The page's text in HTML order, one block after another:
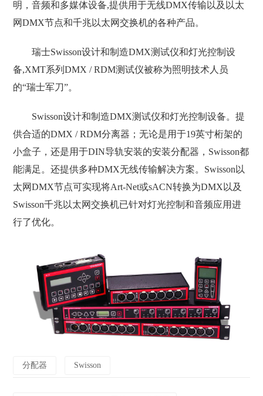
明，音频和多媒体设备,提供用于无线DMX传输以及以太
网DMX节点和千兆以太网交换机的各种产品。
瑞士Swisson设计和制造DMX测试仪和灯光控制设
备,XMT系列DMX / RDM测试仪被称为照明技术人员
的“瑞士军刀”。
Swisson设计和制造DMX测试仪和灯光控制设备。提
供合适的DMX / RDM分离器；无论是用于19英寸桁架的
小盒子，还是用于DIN导轨安装的安装分配器，Swisson都
能满足。还提供多种DMX无线传输解决方案。Swisson以
太网DMX节点可实现将Art-Net或sACN转换为DMX以及
Swisson千兆以太网交换机已针对灯光控制和音频应用进
行了优化。
分配器 Swisson